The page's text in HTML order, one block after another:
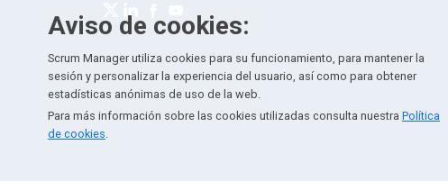
Aviso de cookies:
Scrum Manager utiliza cookies para su funcionamiento, para mantener la
sesión y personalizar la experiencia del usuario, así como para obtener
estadísticas anónimas de uso de la web.
Para más información sobre las cookies utilizadas consulta nuestra Política
de cookies.